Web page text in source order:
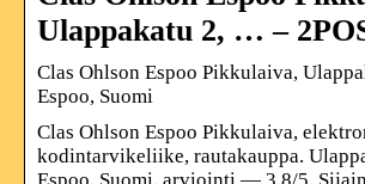
Ulappakatu 2, … –
Clas Ohlson Espoo Pikkulaiva,
Espoo, Suomi
Clas Ohlson Espoo Pikkulaiva,
kodintarvikeliike, rautakauppa.